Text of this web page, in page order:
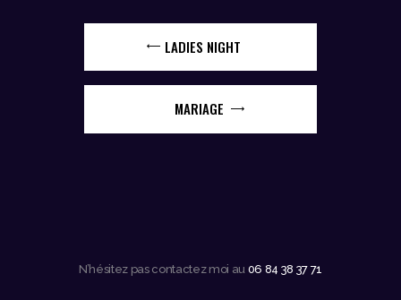
LADIES NIGHT
MARIAGE
N’hésitez pas contactez moi au 06 84 38 37 71